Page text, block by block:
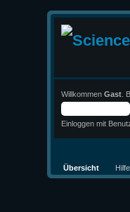
WillkommenGast .
Einloggen mit
Übersicht Hilfe